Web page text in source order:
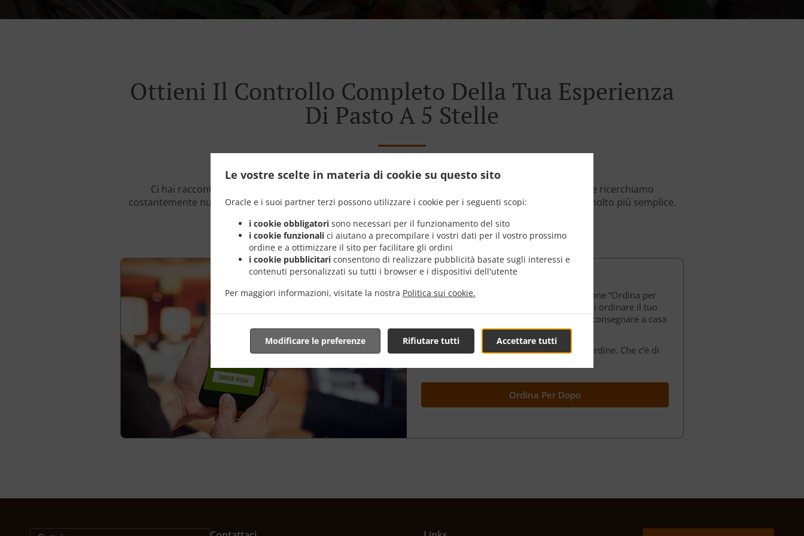
Le vostre scelte in materia di cookie su questo sito
Oracle e i suoi partner terzi possono utilizzare i cookie per i seguenti scopi:
i cookie obbligatori sono necessari per il funzionamento del sito
i cookie funzionali ci aiutano a precompilare i vostri dati per il vostro prossimo
ordine e a ottimizzare il sito per facilitare gli ordini
i cookie pubblicitari consentono di realizzare pubblicità basate sugli interessi e
contenuti personalizzati su tutti i browser e i dispositivi dell'utente
Per maggiori informazioni, visitate la nostra Politica sui cookie.
Accettare tutti
Rifiutare tutti
Modificare le preferenze
Ottieni Il Controllo Completo Della Tua Esperienza
Di Pasto A 5 Stelle
Ci hai raccontato i tuoi problemi. Noi abbiamo ascoltato. Adesso diamo un taglio ai vecchi metodi e ricerchiamo
costantemente nuovi modi per innovare la tua esperienza con il ristorante. In modo da rendere tutto molto più semplice.
Siamo molto orgogliosi della nostra funzione “Ordina per
dopo”, poiché fornisce a TE la possibilità di ordinare il tuo
cibo in anticipo e prelevarlo oppure farlo consegnare a casa
tua in un qualsiasi orario di tua scelta.
Sei tu ad avere il controllo completo dell’ordine. Che c’è di
Ordina Per Dopo